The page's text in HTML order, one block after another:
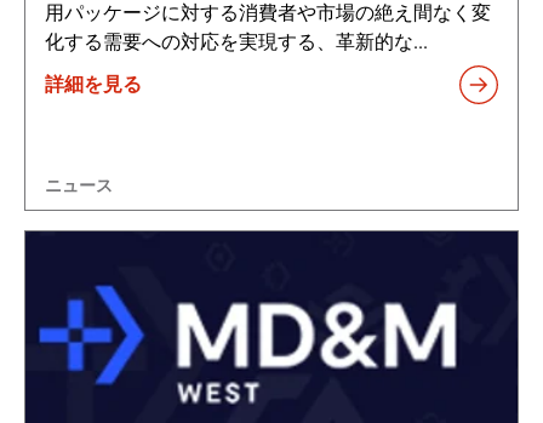
用パッケージに対する消費者や市場の絶え間なく変
化する需要への対応を実現する、革新的な...
詳細を見る
ニュース